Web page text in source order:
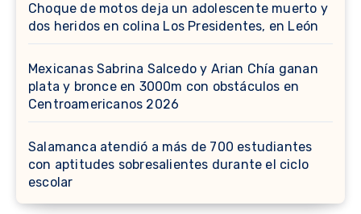
Choque de motos deja un adolescente muerto y
dos heridos en colina Los Presidentes, en León
Mexicanas Sabrina Salcedo y Arian Chía ganan
plata y bronce en 3000m con obstáculos en
Centroamericanos 2026
Salamanca atendió a más de 700 estudiantes
con aptitudes sobresalientes durante el ciclo
escolar